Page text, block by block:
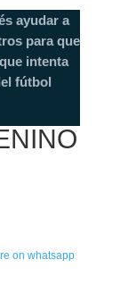
ayudar a
para que
intenta
fútbol